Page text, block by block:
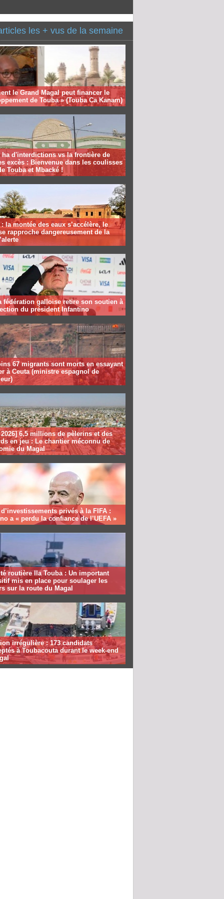
les + vus de la semaine
le Grand Magal peut financer le
de Touba » (Touba Ca Kanam)
ha d'interdictions vs la frontière de
excès : Bienvenue dans les coulisses
Touba et Mbacké !
la montée des eaux s’accélère, le
rapproche dangereusement de la
fédération galloise retire son soutien à
du président Infantino
67 migrants sont morts en essayant
à Ceuta (ministre espagnol de
6,5 millions de pèlerins et des
en jeu : Le chantier méconnu de
du Magal
privés à la FIFA :
a « perdu la confiance de l’UEFA »
routière Ila Touba : Un important
mis en place pour soulager les
sur la route du Magal
irrégulière : 173 candidats
à Toubacouta durant le week-end